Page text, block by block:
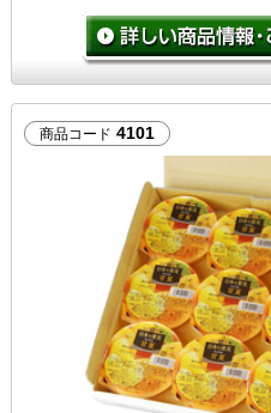
商品コード 4101